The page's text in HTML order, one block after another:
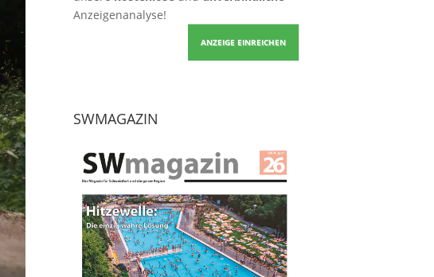
Anzeigenanalyse!
ANZEIGE EINREICHEN
SWMAGAZIN